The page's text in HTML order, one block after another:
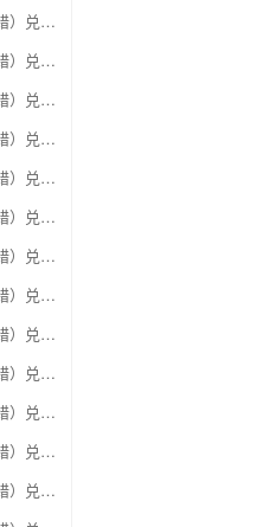
联通充值卡（面值千万别选错）兑换神州运通超级卡(运通网购卡)
联通充值卡（面值千万别选错）兑换中石油省卡
联通充值卡（面值千万别选错）兑换必胜客
联通充值卡（面值千万别选错）兑换星巴克
联通充值卡（面值千万别选错）兑换哈根达斯电子券
联通充值卡（面值千万别选错）兑换平安1768欢乐豆
联通充值卡（面值千万别选错）兑换金山一卡通
联通充值卡（面值千万别选错）兑换汉购通
联通充值卡（面值千万别选错）兑换肯德基
联通充值卡（面值千万别选错）兑换CoCo
联通充值卡（面值千万别选错）兑换COSTA
联通充值卡（面值千万别选错）兑换滴滴打车
联通充值卡（面值千万别选错）兑换锦江e卡通(锦江一卡通)